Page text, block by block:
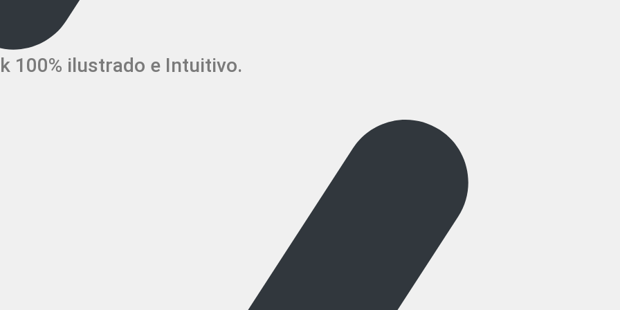
100% ilustrado e Intuitivo.